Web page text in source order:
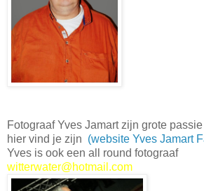
Fotograaf Yves Jamart zijn grote
hier vind je zijn (website Yves Jamart
Yves is ook een all round fotograaf
witterwater@hotmail.com